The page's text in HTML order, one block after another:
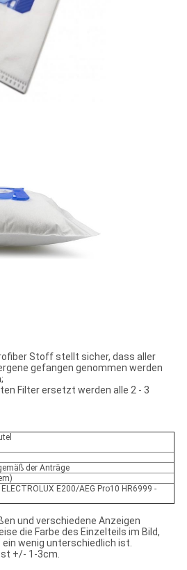
Stoff stellt sicher, dass aller
gefangen genommen werden
Filter ersetzt werden alle 2 - 3
der Anträge
E200/AEG Pro10 HR6999 -
und verschiedene Anzeigen
die Farbe des Einzelteils im Bild,
wenig unterschiedlich ist.
+/- 1-3cm.